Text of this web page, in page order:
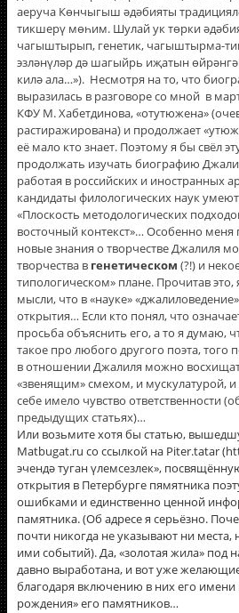
аеруча Көнчыгыш әдәбияты
тикшерү мөһим. Шулай ук төрки
чагыштырып, генетик, чагыштырма-
эзләнүләр дә шагыйрь иҗатын
килә ала…»). Несмотря на то, что
выразилась в разговоре со мной в
КФУ М. Хабетдинова, «отутюжена»
растиражирована) и продолжает
её мало кто знает. Поэтому я бы свёл
продолжать изучать биографию
работая в российских и иностранных
кандидаты филологических наук
«Плоскость методологических
восточный контекст»… Особенно меня
новые знания о творчестве Джалиля
творчества в генетическом (?!) и
типологическом» плане. Прочитав это,
мысли, что в «науке»
открытия… Если кто понял, что
просьба объяснить его, а то я думаю,
такое про любого другого поэта, того
в отношении Джалиля можно
«звенящим» смехом, и мускулатурой,
себе имело чувство ответственности
предыдущих статьях)…
Или возьмите хотя бы статью,
Matbugat.ru со ссылкой на Piter.tatar
эчендә туган үлемсезлек»,
открытия в Петербурге пямятника
ошибками и единственно ценной
памятника. (Об адресе я серьёзно.
почти никогда не указывают ни
ими событий). Да, «золотая жила» под
давно выработана, и вот уже
благодаря включению в них его
рождения» его памятников…